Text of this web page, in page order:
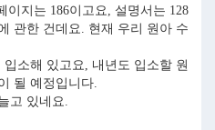
이지는 186이고요, 설명서는 128
관한 건데요. 현재 우리 원아 수
입소해 있고요, 내년도 입소할 원
될 예정입니다.
고 있네요.